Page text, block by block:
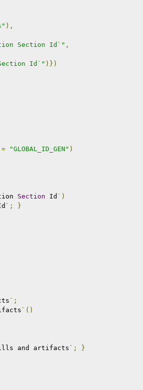
),
Section Id`" ,
Id`" )})
= "GLOBAL_ID_GEN" )
Section Id `)
`; }
`;
`()
and artifacts `; }